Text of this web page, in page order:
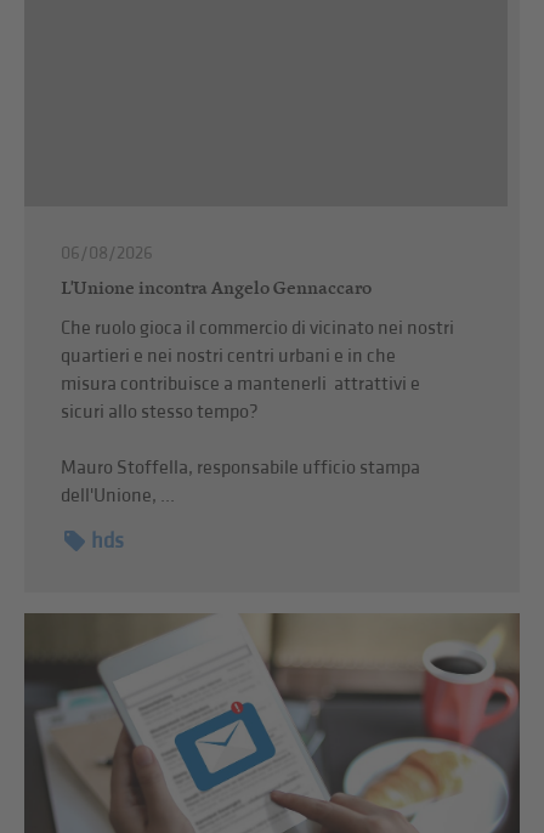
06/08/2026
L'Unione incontra Angelo Gennaccaro
Che ruolo gioca il commercio di vicinato nei nostri
quartieri e nei nostri centri urbani e in che
misura contribuisce a mantenerli attrattivi e
sicuri allo stesso tempo?
Mauro Stoffella, responsabile ufficio stampa
dell'Unione, ...
hds